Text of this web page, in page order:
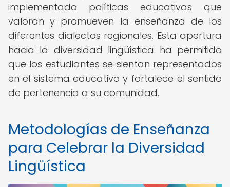
implementado políticas educativas que
valoran y promueven la enseñanza de los
diferentes dialectos regionales. Esta apertura
hacia la diversidad lingüística ha permitido
que los estudiantes se sientan representados
en el sistema educativo y fortalece el sentido
de pertenencia a su comunidad.
Metodologías de Enseñanza
para Celebrar la Diversidad
Lingüística